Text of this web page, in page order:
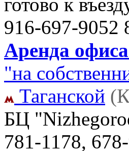
916-697-9052
Аренда
"на
Таганской
БЦ
781-1178,